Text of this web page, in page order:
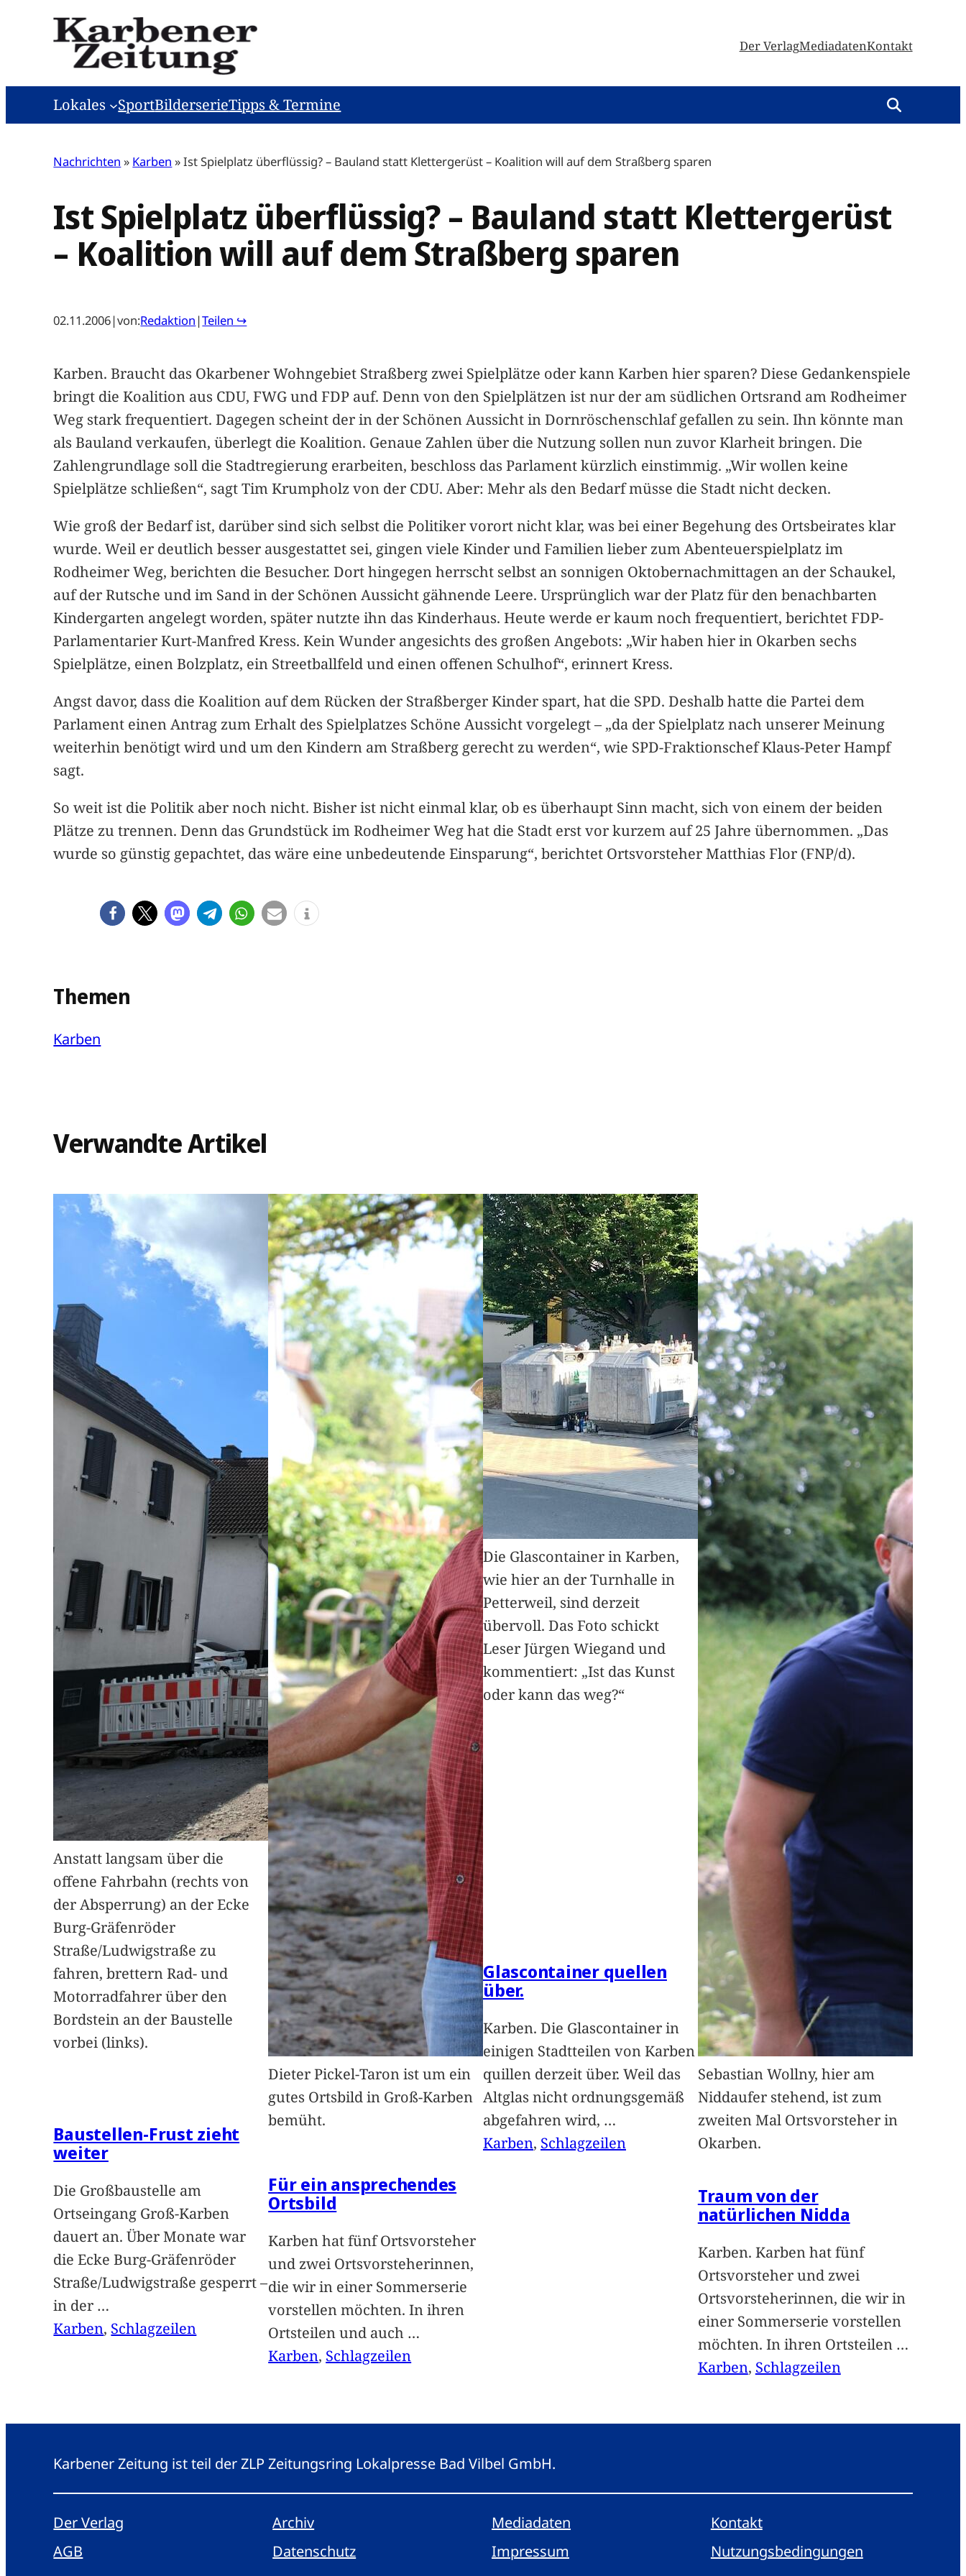
Der VerlagMediadatenKontakt
Lokales SportBilderserieTipps & Termine
Nachrichten » Karben »Ist Spielplatz überflüssig? – Bauland statt Klettergerüst – Koalition will auf dem Straßberg sparen
Ist Spielplatz überflüssig? – Bauland statt Klettergerüst
– Koalition will auf dem Straßberg sparen
02.11.2006|von:Redaktion |Teilen ↪
Karben. Braucht das Okarbener Wohngebiet Straßberg zwei Spielplätze oder kann Karben hier sparen? Diese Gedankenspiele
bringt die Koalition aus CDU, FWG und FDP auf. Denn von den Spielplätzen ist nur der am südlichen Ortsrand am Rodheimer
Weg stark frequentiert. Dagegen scheint der in der Schönen Aussicht in Dornröschenschlaf gefallen zu sein. Ihn könnte man
als Bauland verkaufen, überlegt die Koalition. Genaue Zahlen über die Nutzung sollen nun zuvor Klarheit bringen. Die
Zahlengrundlage soll die Stadtregierung erarbeiten, beschloss das Parlament kürzlich einstimmig. „Wir wollen keine
Spielplätze schließen“, sagt Tim Krumpholz von der CDU. Aber: Mehr als den Bedarf müsse die Stadt nicht decken.
Wie groß der Bedarf ist, darüber sind sich selbst die Politiker vorort nicht klar, was bei einer Begehung des Ortsbeirates klar
wurde. Weil er deutlich besser ausgestattet sei, gingen viele Kinder und Familien lieber zum Abenteuerspielplatz im
Rodheimer Weg, berichten die Besucher. Dort hingegen herrscht selbst an sonnigen Oktobernachmittagen an der Schaukel,
auf der Rutsche und im Sand in der Schönen Aussicht gähnende Leere. Ursprünglich war der Platz für den benachbarten
Kindergarten angelegt worden, später nutzte ihn das Kinderhaus. Heute werde er kaum noch frequentiert, berichtet FDP-
Parlamentarier Kurt-Manfred Kress. Kein Wunder angesichts des großen Angebots: „Wir haben hier in Okarben sechs
Spielplätze, einen Bolzplatz, ein Streetballfeld und einen offenen Schulhof“, erinnert Kress.
Angst davor, dass die Koalition auf dem Rücken der Straßberger Kinder spart, hat die SPD. Deshalb hatte die Partei dem
Parlament einen Antrag zum Erhalt des Spielplatzes Schöne Aussicht vorgelegt – „da der Spielplatz nach unserer Meinung
weiterhin benötigt wird und um den Kindern am Straßberg gerecht zu werden“, wie SPD-Fraktionschef Klaus-Peter Hampf
sagt.
So weit ist die Politik aber noch nicht. Bisher ist nicht einmal klar, ob es überhaupt Sinn macht, sich von einem der beiden
Plätze zu trennen. Denn das Grundstück im Rodheimer Weg hat die Stadt erst vor kurzem auf 25 Jahre übernommen. „Das
wurde so günstig gepachtet, das wäre eine unbedeutende Einsparung“, berichtet Ortsvorsteher Matthias Flor (FNP/d).
Themen
Karben
Verwandte Artikel
Anstatt langsam über die
offene Fahrbahn (rechts von
der Absperrung) an der Ecke
Burg-Gräfenröder
Straße/Ludwigstraße zu
fahren, brettern Rad- und
Motorradfahrer über den
Bordstein an der Baustelle
vorbei (links).
Baustellen-Frust zieht
weiter
Die Großbaustelle am
Ortseingang Groß-Karben
dauert an. Über Monate war
die Ecke Burg-Gräfenröder
Straße/Ludwigstraße gesperrt –
in der …
Karben, Schlagzeilen
Dieter Pickel-Taron ist um ein
gutes Ortsbild in Groß-Karben
bemüht.
Für ein ansprechendes
Ortsbild
Karben hat fünf Ortsvorsteher
und zwei Ortsvorsteherinnen,
die wir in einer Sommerserie
vorstellen möchten. In ihren
Ortsteilen und auch …
Karben, Schlagzeilen
Die Glascontainer in Karben,
wie hier an der Turnhalle in
Petterweil, sind derzeit
übervoll. Das Foto schickt
Leser Jürgen Wiegand und
kommentiert: „Ist das Kunst
oder kann das weg?“
Glascontainer quellen
über.
Karben. Die Glascontainer in
einigen Stadtteilen von Karben
quillen derzeit über. Weil das
Altglas nicht ordnungsgemäß
abgefahren wird, …
Karben, Schlagzeilen
Sebastian Wollny, hier am
Niddaufer stehend, ist zum
zweiten Mal Ortsvorsteher in
Okarben.
Traum von der
natürlichen Nidda
Karben. Karben hat fünf
Ortsvorsteher und zwei
Ortsvorsteherinnen, die wir in
einer Sommerserie vorstellen
möchten. In ihren Ortsteilen …
Karben, Schlagzeilen
Karbener Zeitung ist teil der ZLP Zeitungsring Lokalpresse Bad Vilbel GmbH.
Der Verlag Archiv Mediadaten
Kontakt
AGB
Datenschutz Impressum Nutzungsbedingungen